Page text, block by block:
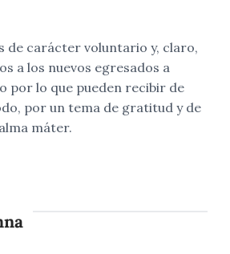
de carácter voluntario y, claro,
a los nuevos egresados a
por lo que pueden recibir de
por un tema de gratitud y de
máter.